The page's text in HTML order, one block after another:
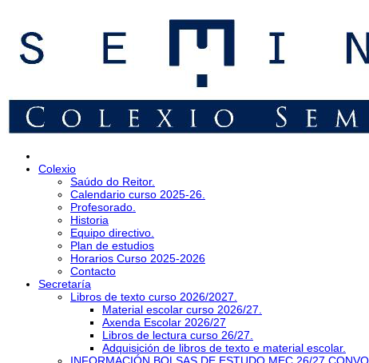
Colexio
Saúdo do Reitor.
Calendario curso 2025-26.
Profesorado.
Historia
Equipo directivo.
Plan de estudios
Horarios Curso 2025-2026
Contacto
Secretaría
Libros de texto curso 2026/2027.
Material escolar curso 2026/27.
Axenda Escolar 2026/27
Libros de lectura curso 26/27.
Adquisición de libros de texto e material escolar.